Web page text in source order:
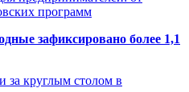
программ
зафиксировано более 1,1
за круглым столом в